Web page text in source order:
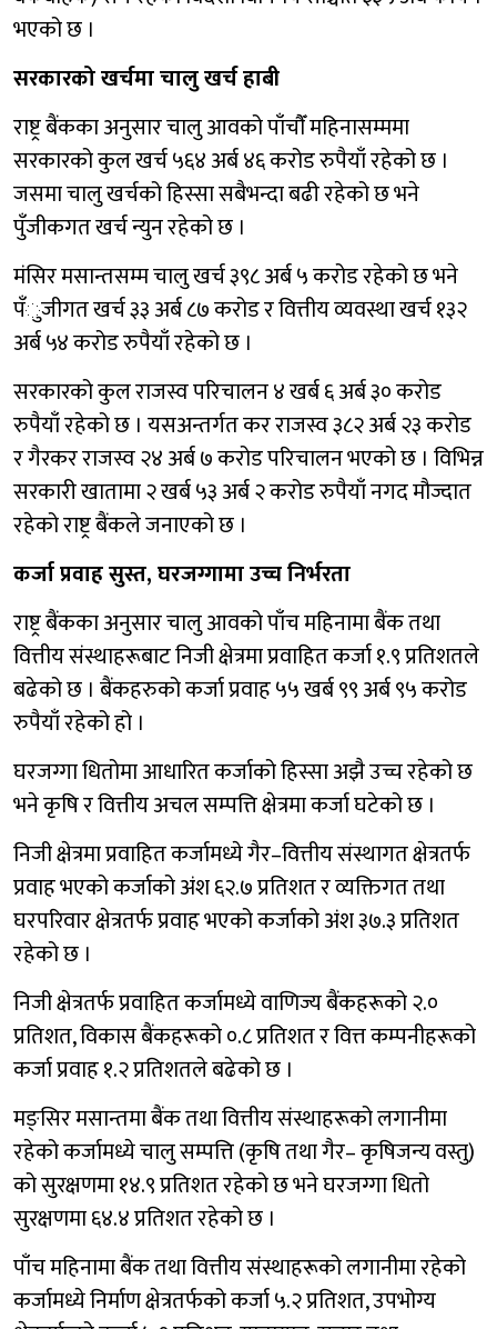
भएको छ ।
सरकारको खर्चमा चालु खर्च हाबी
राष्ट्र बैंकका अनुसार चालु आवको पाँचाैँ महिनासम्ममा
सरकारको कुल खर्च ५६४ अर्ब ४६ करोड रुपैयाँ रहेको छ ।
जसमा चालु खर्चको हिस्सा सबैभन्दा बढी रहेको छ भने
पुँजीकगत खर्च न्युन रहेको छ ।
मंसिर मसान्तसम्म चालु खर्च ३९८ अर्ब ५ करोड रहेको छ भने
पँुजीगत खर्च ३३ अर्ब ८७ करोड र वित्तीय व्यवस्था खर्च १३२
अर्ब ५४ करोड रुपैयाँ रहेको छ ।
सरकारको कुल राजस्व परिचालन ४ खर्ब ६ अर्ब ३० करोड
रुपैयाँ रहेको छ । यसअन्तर्गत कर राजस्व ३८२ अर्ब २३ करोड
र गैरकर राजस्व २४ अर्ब ७ करोड परिचालन भएको छ । विभिन्न
सरकारी खातामा २ खर्ब ५३ अर्ब २ करोड रुपैयाँ नगद मौज्दात
रहेको राष्ट्र बैंकले जनाएको छ ।
कर्जा प्रवाह सुस्त, घरजग्गामा उच्च निर्भरता
राष्ट्र बैंकका अनुसार चालु आवको पाँच महिनामा बैंक तथा
वित्तीय संस्थाहरूबाट निजी क्षेत्रमा प्रवाहित कर्जा १.९ प्रतिशतले
बढेको छ । बैंकहरुको कर्जा प्रवाह ५५ खर्ब ९९ अर्ब ९५ करोड
रुपैयाँ रहेको हो ।
घरजग्गा धितोमा आधारित कर्जाको हिस्सा अझै उच्च रहेको छ
भने कृषि र वित्तीय अचल सम्पत्ति क्षेत्रमा कर्जा घटेको छ ।
निजी क्षेत्रमा प्रवाहित कर्जामध्ये गैर–वित्तीय संस्थागत क्षेत्रतर्फ
प्रवाह भएको कर्जाको अंश ६२.७ प्रतिशत र व्यक्तिगत तथा
घरपरिवार क्षेत्रतर्फ प्रवाह भएको कर्जाको अंश ३७.३ प्रतिशत
रहेको छ ।
निजी क्षेत्रतर्फ प्रवाहित कर्जामध्ये वाणिज्य बैंकहरूको २.०
प्रतिशत, विकास बैंकहरूको ०.८ प्रतिशत र वित्त कम्पनीहरूको
कर्जा प्रवाह १.२ प्रतिशतले बढेको छ ।
मङ्सिर मसान्तमा बैंक तथा वित्तीय संस्थाहरूको लगानीमा
रहेको कर्जामध्ये चालु सम्पत्ति (कृषि तथा गैर– कृषिजन्य वस्तु)
को सुरक्षणमा १४.९ प्रतिशत रहेको छ भने घरजग्गा धितो
सुरक्षणमा ६४.४ प्रतिशत रहेको छ ।
पाँच महिनामा बैंक तथा वित्तीय संस्थाहरूको लगानीमा रहेको
कर्जामध्ये निर्माण क्षेत्रतर्फको कर्जा ५.२ प्रतिशत, उपभोग्य